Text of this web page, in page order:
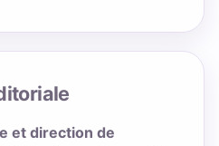
et direction de